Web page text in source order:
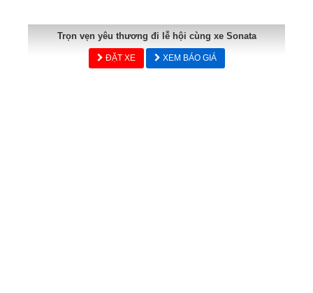
Trọn vẹn yêu thương đi lễ hội cùng xe Sonata
ĐẶT XE XEM BÁO GIÁ